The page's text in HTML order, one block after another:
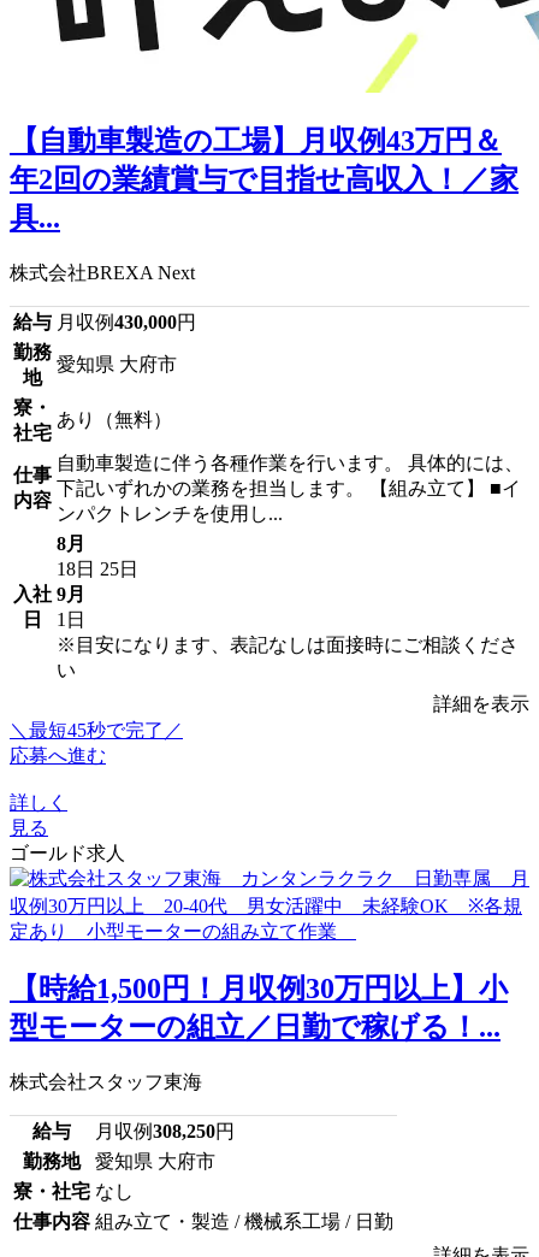
【自動車製造の工場】月収例43万円＆
年2回の業績賞与で目指せ高収入！／家
具...
株式会社BREXA Next
給与 月収例430,000円
勤務
地
愛知県 大府市
寮・
社宅
あり（無料）
仕事
内容
自動車製造に伴う各種作業を行います。 具体的には、
下記いずれかの業務を担当します。 【組み立て】 ■イ
ンパクトレンチを使用し...
入社
日
8月
18日 25日
9月
1日
※目安になります、表記なしは面接時にご相談くださ
い
詳細を表示
＼最短45秒で完了／
応募へ進む
詳しく
見る
ゴールド求人
【時給1,500円！月収例30万円以上】小
型モーターの組立／日勤で稼げる！...
株式会社スタッフ東海
給与 月収例308,250円
勤務地
愛知県 大府市
寮・社宅 なし
仕事内容 組み立て・製造 / 機械系工場 / 日勤